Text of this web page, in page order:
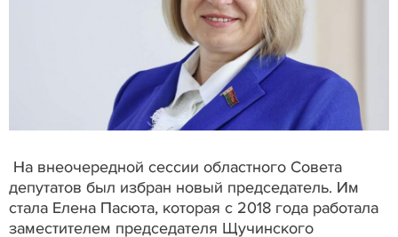
На внеочередной сессии областного Совета
депутатов был избран новый председатель. Им
стала Елена Пасюта, которая с 2018 года работала
заместителем председателя Щучинского